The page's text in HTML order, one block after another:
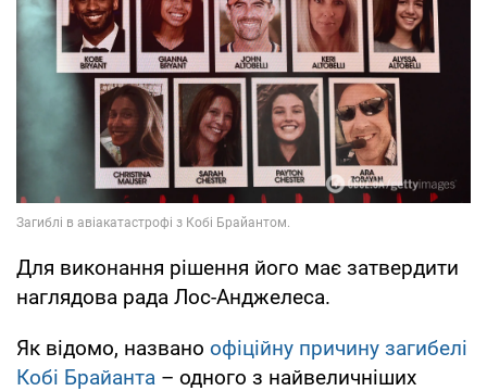
Для виконання рішення його має затвердити
наглядова рада Лос-Анджелеса.
Як відомо, названо офіційну причину загибелі
Кобі Брайанта – одного з найвеличніших